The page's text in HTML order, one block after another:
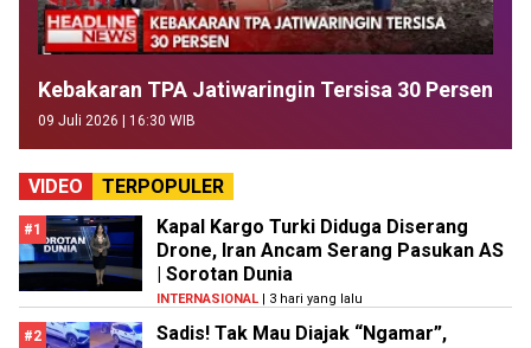
Kebakaran TPA Jatiwaringin Tersisa 30 Persen
09 Juli 2026 | 16:30 WIB
VIDEO TERPOPULER
#1
Kapal Kargo Turki Diduga Diserang
Drone, Iran Ancam Serang Pasukan AS
| Sorotan Dunia
INTERNASIONAL | 3 hari yang lalu
#2
Sadis! Tak Mau Diajak “Ngamar”,